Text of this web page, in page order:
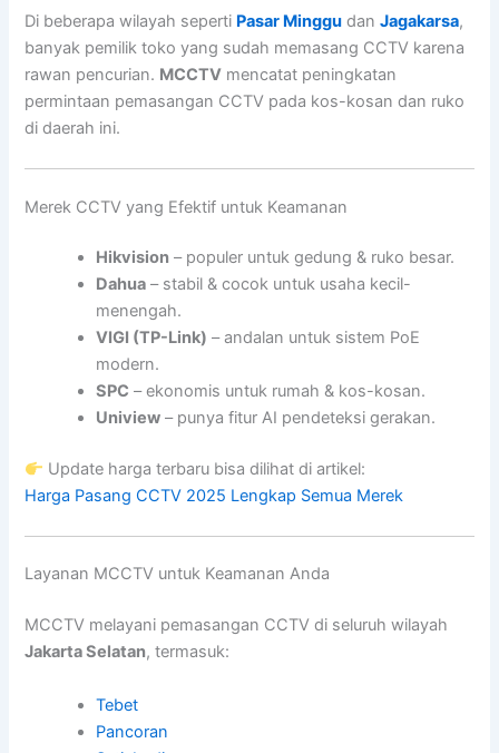
Di beberapa wilayah seperti Pasar Minggu danJagakarsa,
banyak pemilik toko yang sudah memasang CCTV karena
rawan pencurian. MCCTV mencatat peningkatan
permintaan pemasangan CCTV pada kos-kosan dan ruko
di daerah ini.
Merek CCTV yang Efektif untuk Keamanan
Hikvision – populer untuk gedung & ruko besar.
Dahua – stabil & cocok untuk usaha kecil-
menengah.
VIGI (TP-Link) – andalan untuk sistem PoE
modern.
SPC – ekonomis untuk rumah & kos-kosan.
Uniview – punya fitur AI pendeteksi gerakan.
Update harga terbaru bisa dilihat di artikel:
Harga Pasang CCTV 2025 Lengkap Semua Merek
Layanan MCCTV untuk Keamanan Anda
MCCTV melayani pemasangan CCTV di seluruh wilayah
Jakarta Selatan, termasuk:
Tebet
Pancoran